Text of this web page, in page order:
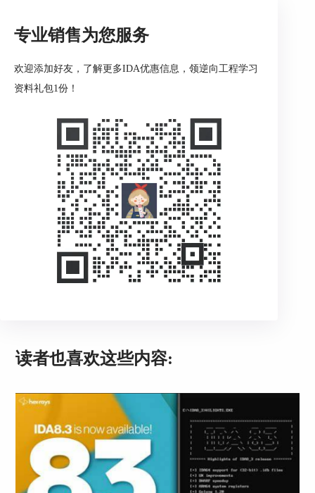
专业销售为您服务
欢迎添加好友，了解更多IDA优惠信息，领逆向工程学习
资料礼包1份！
读者也喜欢这些内容: